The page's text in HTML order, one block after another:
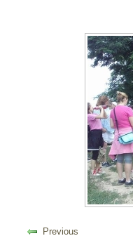
Previous